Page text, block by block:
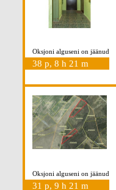
Oksjoni alguseni on jäänud
38 p, 8 h 21 m
Oksjoni alguseni on jäänud
31 p, 9 h 21 m